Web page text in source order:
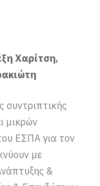
Χαρίτση,
συντριπτικής
μικρών
ΕΣΠΑ για τον
με
&